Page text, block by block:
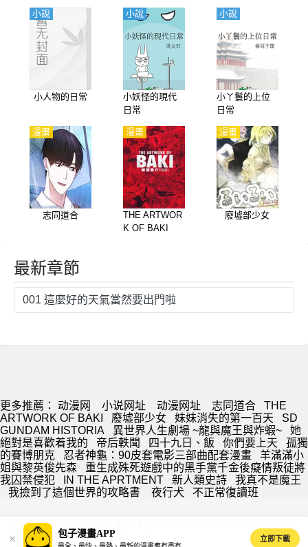
小人物的日常
小說
小妖怪的現代
日常
小說
小丫鬟的上位
日常
小說
志同道合
漫畫
THE ARTWOR
K OF BAKI
漫畫
廢墟部少女
漫畫
最新章節
001 這麼好的天氣當然要出門啦
更多推薦： 动漫网 小说网址 动漫网址 志同道合
THE
ARTWORK OF BAKI
廢墟部少女 妹妹消失的第一百天
SD
GUNDAM HISTORIA
異世界人生劇場 ~龍與魔王與炸蝦~
她
絕對是喜歡着我的
帝后軼聞 四十九日、飯 你們要上天
孤獨
的賽博朋克
忍者神龜：90皮套電影三部曲配套漫畫
羊滿滿小
姐與黎英俊先森
重生成殊死遊戲中的黑手黨千金後癡情叛徒將
我囚禁侵犯
IN THE APRTMENT 新人類史詩
我真不是魔王
我撿到了這個世界的攻略書
夜行犬 不正常復讀班
包子漫畫APP 立即下載
© 2026 BAOZIMH.COM 包子漫畫 ·
s@baozimh.com